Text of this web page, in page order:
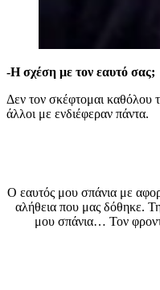
-Η σχέση με τον εαυτό σας;
Δεν τον σκέφτομαι καθόλου
άλλοι με ενδιέφεραν πάντα.
Ο εαυτός μου σπάνια με
αλήθεια που μας δόθηκε.
μου σπάνια… Τον